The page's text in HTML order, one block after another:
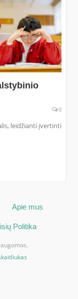
0
leidžianti įvertinti
Apie mus
Politika